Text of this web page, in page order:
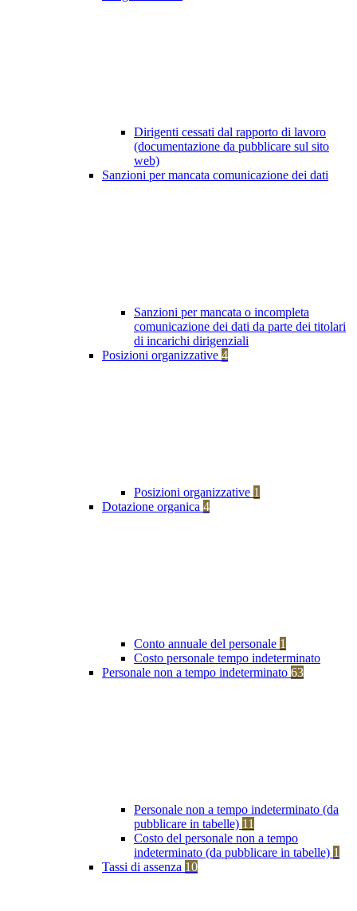
Dirigenti cessati dal rapporto di lavoro
(documentazione da pubblicare sul sito
web)
Sanzioni per mancata comunicazione dei dati
Sanzioni per mancata o incompleta
comunicazione dei dati da parte dei titolari
di incarichi dirigenziali
Posizioni organizzative 4
Posizioni organizzative 1
Dotazione organica 4
Conto annuale del personale 1
Costo personale tempo indeterminato
Personale non a tempo indeterminato 63
Personale non a tempo indeterminato (da
pubblicare in tabelle) 11
Costo del personale non a tempo
indeterminato (da pubblicare in tabelle) 1
Tassi di assenza 10